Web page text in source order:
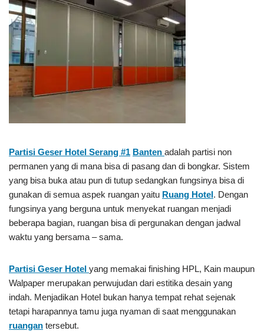
Partisi Geser Hotel Serang #1 Banten adalah partisi non
permanen yang di mana bisa di pasang dan di bongkar. Sistem
yang bisa buka atau pun di tutup sedangkan fungsinya bisa di
gunakan di semua aspek ruangan yaitu Ruang Hotel. Dengan
fungsinya yang berguna untuk menyekat ruangan menjadi
beberapa bagian, ruangan bisa di pergunakan dengan jadwal
waktu yang bersama – sama.
Partisi Geser Hotel yang memakai finishing HPL, Kain maupun
Walpaper merupakan perwujudan dari estitika desain yang
indah. Menjadikan Hotel bukan hanya tempat rehat sejenak
tetapi harapannya tamu juga nyaman di saat menggunakan
ruangan tersebut.